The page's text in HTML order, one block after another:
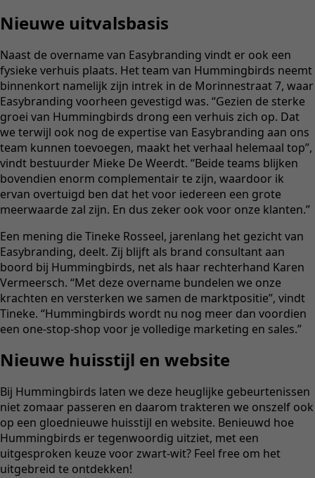
Nieuwe uitvalsbasis
Naast de overname van Easybranding vindt er ook een
fysieke verhuis plaats. Het team van Hummingbirds neemt
binnenkort namelijk zijn intrek in de Morinnestraat 7, waar
Easybranding voorheen gevestigd was. “Gezien de sterke
groei van Hummingbirds drong een verhuis zich op. Dat
we terwijl ook nog de expertise van Easybranding aan ons
team kunnen toevoegen, maakt het verhaal helemaal top”,
vindt bestuurder Mieke De Weerdt. “Beide teams blijken
bovendien enorm complementair te zijn, waardoor ik
ervan overtuigd ben dat het voor iedereen een grote
meerwaarde zal zijn. En dus zeker ook voor onze klanten.”
Een mening die Tineke Rosseel, jarenlang het gezicht van
Easybranding, deelt. Zij blijft als brand consultant aan
boord bij Hummingbirds, net als haar rechterhand Karen
Vermeersch. “Met deze overname bundelen we onze
krachten en versterken we samen de marktpositie”, vindt
Tineke. “Hummingbirds wordt nu nog meer dan voordien
een one-stop-shop voor je volledige marketing en sales.”
Nieuwe huisstijl en website
Bij Hummingbirds laten we deze heuglijke gebeurtenissen
niet zomaar passeren en daarom trakteren we onszelf ook
op een gloednieuwe huisstijl en website. Benieuwd hoe
Hummingbirds er tegenwoordig uitziet, met een
uitgesproken keuze voor zwart-wit? Feel free om het
uitgebreid te ontdekken!